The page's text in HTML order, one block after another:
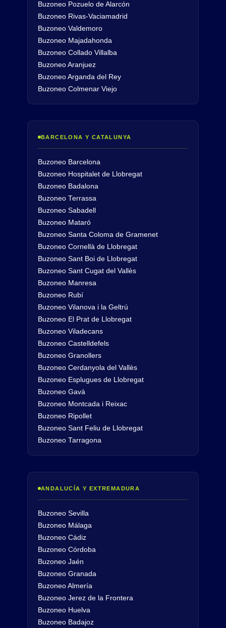
Buzoneo Pozuelo de Alarcón
Buzoneo Rivas-Vaciamadrid
Buzoneo Valdemoro
Buzoneo Majadahonda
Buzoneo Collado Villalba
Buzoneo Aranjuez
Buzoneo Arganda del Rey
Buzoneo Colmenar Viejo
BARCELONA Y CATALUNYA
Buzoneo Barcelona
Buzoneo Hospitalet de Llobregat
Buzoneo Badalona
Buzoneo Terrassa
Buzoneo Sabadell
Buzoneo Mataró
Buzoneo Santa Coloma de Gramenet
Buzoneo Cornellà de Llobregat
Buzoneo Sant Boi de Llobregat
Buzoneo Sant Cugat del Vallès
Buzoneo Manresa
Buzoneo Rubí
Buzoneo Vilanova i la Geltrú
Buzoneo El Prat de Llobregat
Buzoneo Viladecans
Buzoneo Castelldefels
Buzoneo Granollers
Buzoneo Cerdanyola del Vallès
Buzoneo Esplugues de Llobregat
Buzoneo Gavà
Buzoneo Montcada i Reixac
Buzoneo Ripollet
Buzoneo Sant Feliu de Llobregat
Buzoneo Tarragona
ANDALUCÍA Y EXTREMADURA
Buzoneo Sevilla
Buzoneo Málaga
Buzoneo Cádiz
Buzoneo Córdoba
Buzoneo Jaén
Buzoneo Granada
Buzoneo Almería
Buzoneo Jerez de la Frontera
Buzoneo Huelva
Buzoneo Badajoz